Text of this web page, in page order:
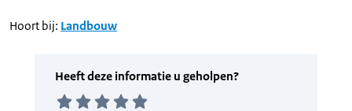
Hoort bij: Landbouw